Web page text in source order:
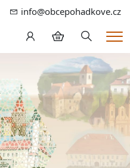
info@obcepohadkove.cz
Hledání